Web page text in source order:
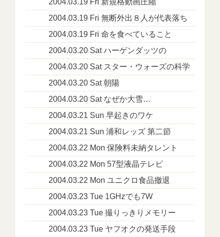
2004.03.19 Fri 無断外出８人が代表落ち
2004.03.19 Fri 命を食べていること
2004.03.20 Sat ハーゲンダッツの
2004.03.20 Sat スター・ウォーズの科学
2004.03.20 Sat 朝陽
2004.03.20 Sat なぜか大雪…
2004.03.21 Sun 早起きのワケ
2004.03.21 Sun 浦和レッズ 第二節
2004.03.22 Mon 保険料未納タレント
2004.03.22 Mon 57型液晶テレビ
2004.03.22 Mon ユニクロ食品撤退
2004.03.23 Tue 1GHzでも7W
2004.03.23 Tue 撮りっきりメモリー
2004.03.23 Tue ヤフオクの発送手段